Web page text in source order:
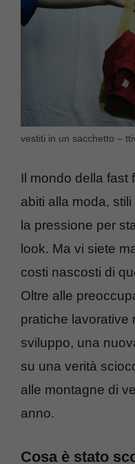
vestiti in un sacchetto –
Il mondo della fast
abiti alla moda,
la pressione per
look. Ma vi siete
costi nascosti di
Oltre alle
pratiche lavorative
sviluppo, una
su una verità
alle montagne di
anno.
Cosa è stato